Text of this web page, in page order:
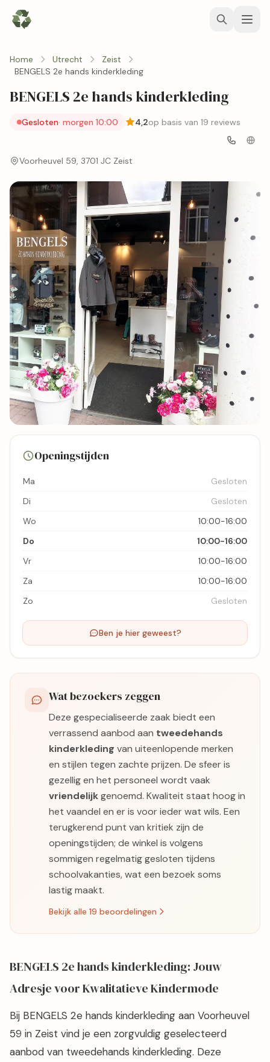
Home Utrecht
Zeist
BENGELS 2e hands kinderkleding
BENGELS 2e hands kinderkleding
Gesloten· morgen 10:00 4,2op basis van 19 reviews
Voorheuvel 59, 3701 JC Zeist
Bekijk kaart
Openingstijden
Ma
Gesloten
Di
Gesloten
Wo
10:00-16:00
Do
10:00-16:00
Vr
10:00-16:00
Za
10:00-16:00
Zo
Gesloten
Ben je hier geweest?
Wat bezoekers zeggen
Deze gespecialiseerde zaak biedt een
verrassend aanbod aan tweedehands
kinderkleding van uiteenlopende merken
en stijlen tegen zachte prijzen. De sfeer is
gezellig en het personeel wordt vaak
vriendelijkgenoemd. Kwaliteit staat hoog in
het vaandel en er is voor ieder wat wils. Een
terugkerend punt van kritiek zijn de
openingstijden; de winkel is volgens
sommigen regelmatig gesloten tijdens
schoolvakanties, wat een bezoek soms
lastig maakt.
Bekijk alle 19 beoordelingen
BENGELS 2e hands kinderkleding: Jouw
Adresje voor Kwalitatieve Kindermode
Bij BENGELS 2e hands kinderkleding aan Voorheuvel
59 in Zeist vind je een zorgvuldig geselecteerd
aanbod van tweedehands kinderkleding. Deze